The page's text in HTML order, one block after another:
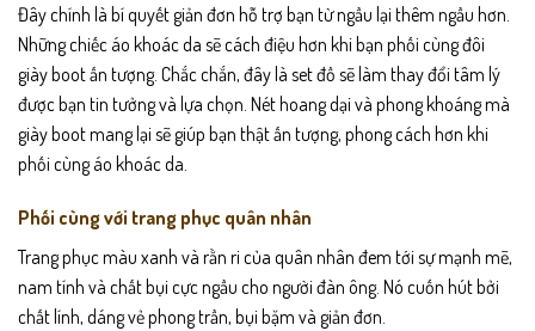
Đây chính là bí quyết giản đơn hỗ trợ bạn từ ngầu lại thêm ngầu hơn.
Những chiếc áo khoác da sẽ cách điệu hơn khi bạn phối cùng đôi
giày boot ấn tượng. Chắc chắn, đây là set đồ sẽ làm thay đổi tâm lý
được bạn tin tưởng và lựa chọn. Nét hoang dại và phong khoáng mà
giày boot mang lại sẽ giúp bạn thật ấn tượng, phong cách hơn khi
phối cùng áo khoác da.
Phối cùng với trang phục quân nhân
Trang phục màu xanh và rằn ri của quân nhân đem tới sự mạnh mẽ,
nam tính và chất bụi cực ngầu cho người đàn ông. Nó cuốn hút bởi
chất lính, dáng vẻ phong trần, bụi bặm và giản đơn.